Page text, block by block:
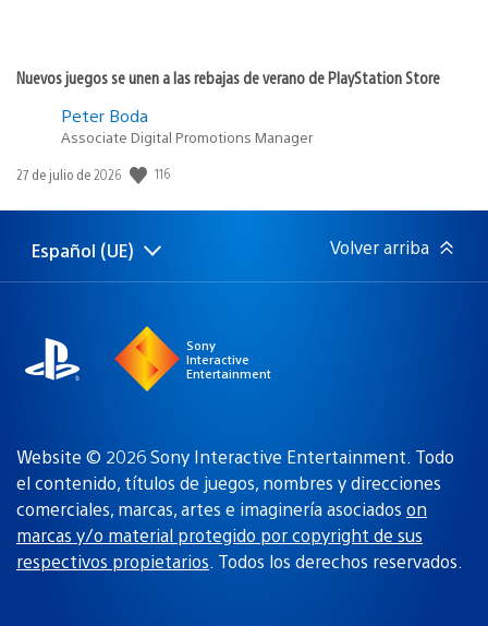
Nuevos juegos se unen a las rebajas de verano de PlayStation Store
Peter Boda
Associate Digital Promotions Manager
Fecha
publicación:
27 de julio de 2026 116
Selecciona
Región
Español (UE) Volver arriba
Sony
Interactive
Entertainment
Website © 2026 Sony Interactive Entertainment. Todo
el contenido, títulos de juegos, nombres y direcciones
comerciales, marcas, artes e imaginería asociados on
marcas y/o material protegido por copyright de sus
respectivos propietarios. Todos los derechos reservados.